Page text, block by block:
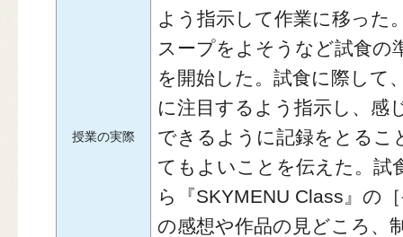
授業の実際
よう指示して作業に移った
スープをよそうなど試食の
を開始した。試食に際して
に注目するよう指示し、感
できるように記録をとるこ
てもよいことを伝えた。試
ら『SKYMENU Class』の
の感想や作品の見どころ、